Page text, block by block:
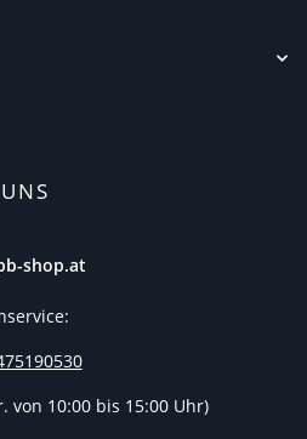
shop.at
von 10:00 bis 15:00 Uhr)